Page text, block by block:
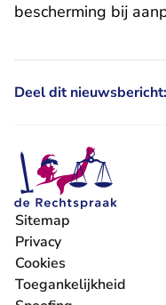
bescherming bij
Deel dit nieuwsbericht:
Sitemap
Privacy
Cookies
Toegankelijkheid